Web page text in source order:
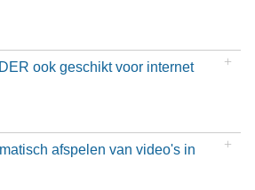
ook geschikt voor internet
afspelen van video's in